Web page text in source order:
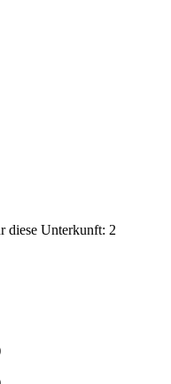
diese Unterkunft: 2